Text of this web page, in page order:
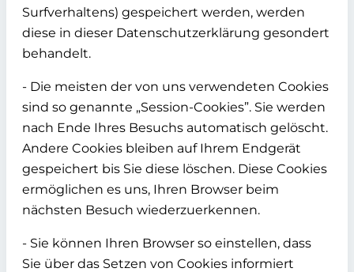
Surfverhaltens) gespeichert werden, werden
diese in dieser Datenschutzerklärung gesondert
behandelt.
- Die meisten der von uns verwendeten Cookies
sind so genannte „Session-Cookies”. Sie werden
nach Ende Ihres Besuchs automatisch gelöscht.
Andere Cookies bleiben auf Ihrem Endgerät
gespeichert bis Sie diese löschen. Diese Cookies
ermöglichen es uns, Ihren Browser beim
nächsten Besuch wiederzuerkennen.
- Sie können Ihren Browser so einstellen, dass
Sie über das Setzen von Cookies informiert